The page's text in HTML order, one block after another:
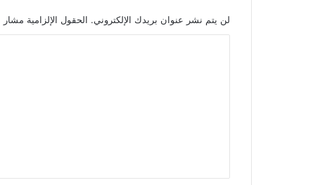
لن يتم نشر عنوان بريدك الإلكتروني. الحقول الإلزامية مشار